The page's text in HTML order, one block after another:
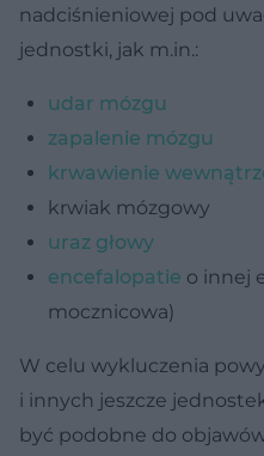
nadciśnieniowej pod
jednostki, jak m.in.:
udar mózgu
zapalenie mózgu
krwawienie
krwiak mózgowy
uraz głowy
encefalopatie o innej
mocznicowa)
W celu wykluczenia
i innych jeszcze
być podobne do